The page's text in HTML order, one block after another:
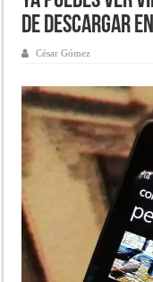
de descargar
César Gómez